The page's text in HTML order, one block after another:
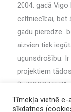
2004. gadā
celtniecībai, bet
gadu pieredze
aizvien tiek
ugunsdrošību.
projektiem tādos
“EUROCOPTER”
Tīmekļa vietnē e-
sīkdatnes